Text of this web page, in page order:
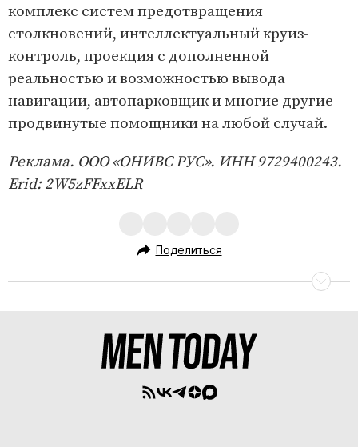
комплекс систем предотвращения
столкновений, интеллектуальный круиз-
контроль, проекция с дополненной
реальностью и возможностью вывода
навигации, автопарковщик и многие другие
продвинутые помощники на любой случай.
Реклама. ООО «ОНИВС РУС». ИНН 9729400243.
Erid: 2W5zFFxxELR
Поделиться